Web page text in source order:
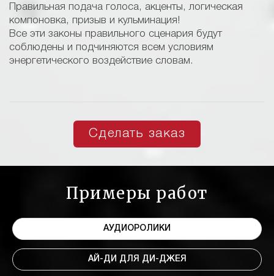
Правильная подача голоса, акценты, логическая
компоновка, призыв и кульминация!
Все эти законы правильного сценария будут
соблюдены и подчиняются всем условиям
энергетического воздействие словам.
Сделать заказ
Примеры работ
АУДИОРОЛИКИ
АЙ-ДИ ДЛЯ ДИ-ДЖЕЯ